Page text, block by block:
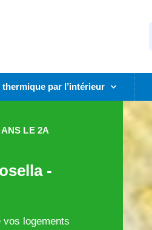
par l’intérieur
LE 2A
-
vos logements